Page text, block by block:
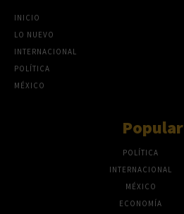
INICIO
LO NUEVO
INTERNACIONAL
POLÍTICA
MÉXICO
Popular
POLÍTICA
INTERNACIONAL
MÉXICO
ECONOMÍA